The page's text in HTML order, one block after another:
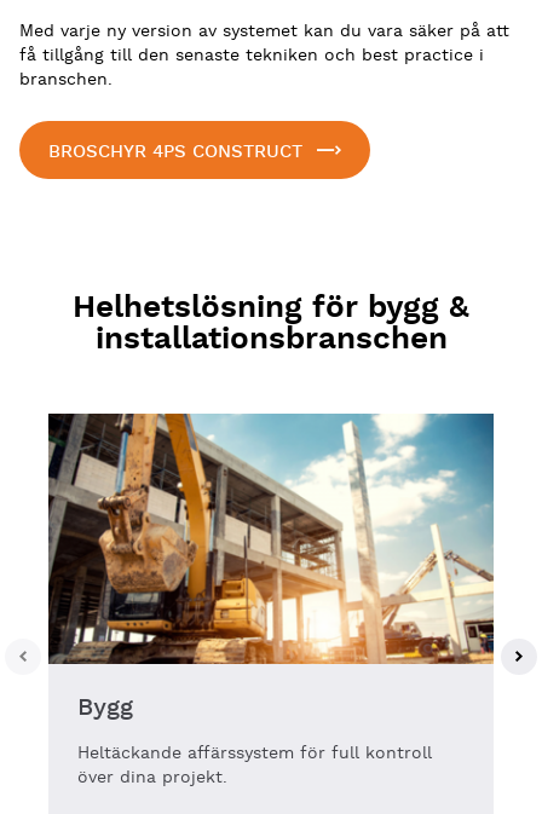
Med varje ny version av systemet kan du vara säker på att
få tillgång till den senaste tekniken och best practice i
branschen.
BROSCHYR 4PS CONSTRUCT
Helhetslösning för bygg &
installationsbranschen
Bygg
Heltäckande affärssystem för full kontroll
över dina projekt.